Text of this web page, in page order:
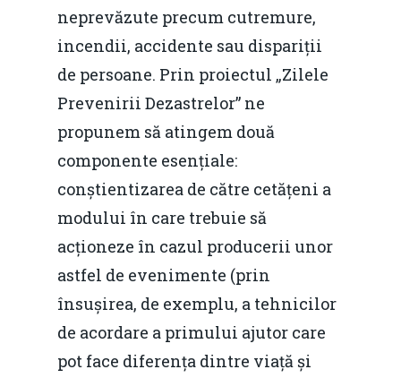
neprevăzute precum cutremure,
incendii, accidente sau dispariții
de persoane. Prin proiectul „Zilele
Prevenirii Dezastrelor” ne
propunem să atingem două
componente esențiale:
conștientizarea de către cetățeni a
modului în care trebuie să
acționeze în cazul producerii unor
astfel de evenimente (prin
însușirea, de exemplu, a tehnicilor
de acordare a primului ajutor care
pot face diferența dintre viață și